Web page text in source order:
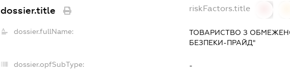
dossier.title riskFactors.title
dossier.fullName:
ТОВАРИСТВО З
БЕЗПЕКИ-ПРАЙД"
dossier.opfSubType: -